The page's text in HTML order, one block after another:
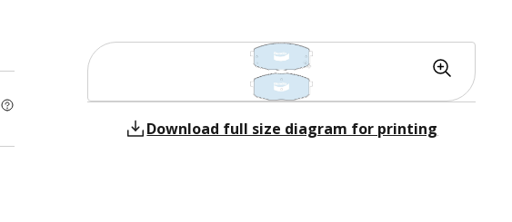
Download full size diagram for printing